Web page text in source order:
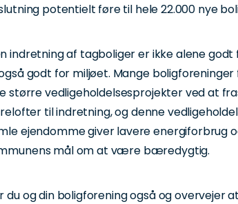
potentielt føre til hele 22.000 nye
indretning af tagboliger er ikke alene
godt for miljøet. Mange
større vedligeholdelsesprojekter ved at
til indretning, og denne
ejendomme giver lavere energiforbrug
mål om at være bæredygtig.
du og din boligforening også og overvejer